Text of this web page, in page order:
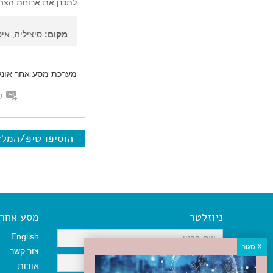
לתכנן את ארוחת
מקום: סיציליה,
מערכת מסע אחר
הוסיפו טיפ/
ניוזלטר מסע אחר
English
צור קשר
אודות